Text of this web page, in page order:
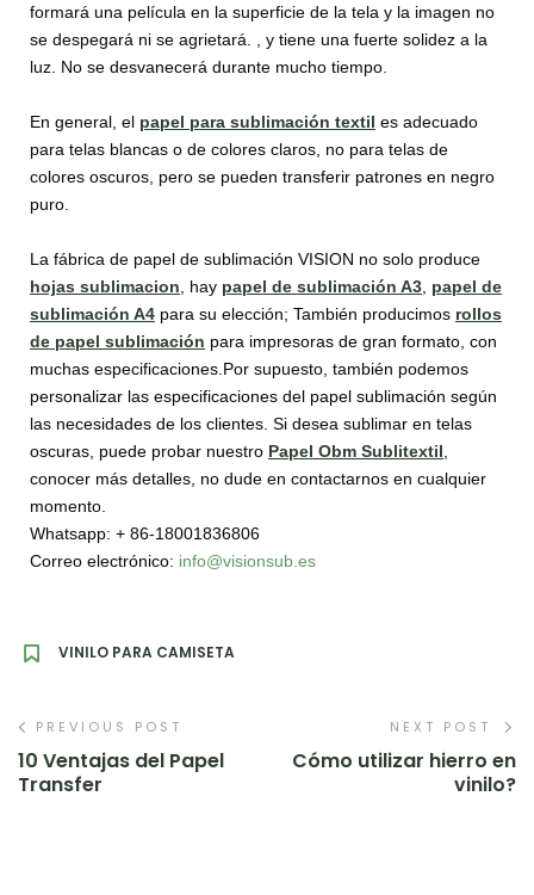
formará una película en la superficie de la tela y la imagen no
se despegará ni se agrietará. , y tiene una fuerte solidez a la
luz. No se desvanecerá durante mucho tiempo.
En general, el papel para sublimación textil es adecuado
para telas blancas o de colores claros, no para telas de
colores oscuros, pero se pueden transferir patrones en negro
puro.
La fábrica de papel de sublimación VISION no solo produce
hojas sublimacion , hay papel de sublimación A3 papel de
sublimación A4 para su elección; También producimos rollos
de papel sublimación para impresoras de gran formato, con
muchas especificaciones.Por supuesto, también podemos
personalizar las especificaciones del papel sublimación según
las necesidades de los clientes. Si desea sublimar en telas
oscuras, puede probar nuestro Papel Obm Sublitextil
conocer más detalles, no dude en contactarnos en cualquier
momento.
Whatsapp: + 86-18001836806
Correo electrónico: info@visionsub.es
VINILO PARA CAMISETA
PREVIOUS POST
10 Ventajas del Papel
Transfer
NEXT POST
Cómo utilizar hierro en
vinilo?